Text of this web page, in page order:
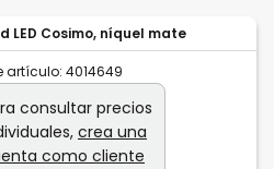
LED Cosimo, níquel mate
artículo: 4014649
consultar precios
crea una
como cliente